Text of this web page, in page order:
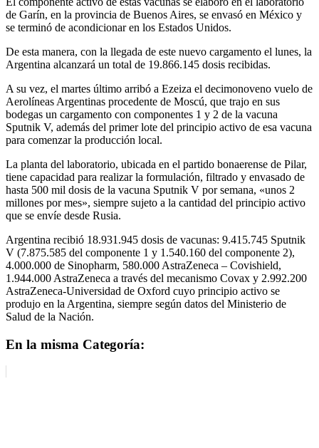
de Garín, en la provincia de Buenos Aires, se envasó en México y
se terminó de acondicionar en los Estados Unidos.
De esta manera, con la llegada de este nuevo cargamento el lunes, la
Argentina alcanzará un total de 19.866.145 dosis recibidas.
A su vez, el martes último arribó a Ezeiza el decimonoveno vuelo de
Aerolíneas Argentinas procedente de Moscú, que trajo en sus
bodegas un cargamento con componentes 1 y 2 de la vacuna
Sputnik V, además del primer lote del principio activo de esa vacuna
para comenzar la producción local.
La planta del laboratorio, ubicada en el partido bonaerense de Pilar,
tiene capacidad para realizar la formulación, filtrado y envasado de
hasta 500 mil dosis de la vacuna Sputnik V por semana, «unos 2
millones por mes», siempre sujeto a la cantidad del principio activo
que se envíe desde Rusia.
Argentina recibió 18.931.945 dosis de vacunas: 9.415.745 Sputnik
V (7.875.585 del componente 1 y 1.540.160 del componente 2),
4.000.000 de Sinopharm, 580.000 AstraZeneca – Covishield,
1.944.000 AstraZeneca a través del mecanismo Covax y 2.992.200
AstraZeneca-Universidad de Oxford cuyo principio activo se
produjo en la Argentina, siempre según datos del Ministerio de
Salud de la Nación.
En la misma Categoría: